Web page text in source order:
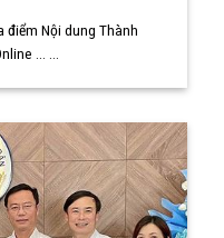
Nội dung Thành
... ...